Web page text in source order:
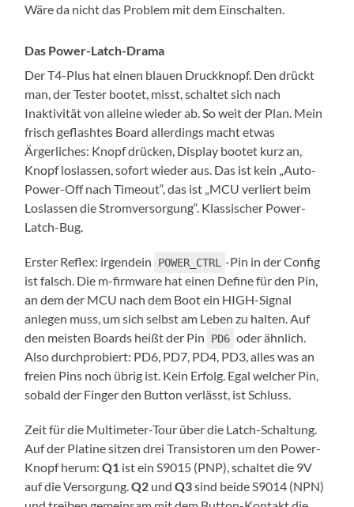
Wäre da nicht das Problem mit dem Einschalten.
Das Power-Latch-Drama
Der T4-Plus hat einen blauen Druckknopf. Den drückt
man, der Tester bootet, misst, schaltet sich nach
Inaktivität von alleine wieder ab. So weit der Plan. Mein
frisch geflashtes Board allerdings macht etwas
Ärgerliches: Knopf drücken, Display bootet kurz an,
Knopf loslassen, sofort wieder aus. Das ist kein „Auto-
Power-Off nach Timeout“, das ist „MCU verliert beim
Loslassen die Stromversorgung“. Klassischer Power-
Latch-Bug.
Erster Reflex: irgendein POWER_CTRL -Pin in der Config
ist falsch. Die m-firmware hat einen Define für den Pin,
an dem der MCU nach dem Boot ein HIGH-Signal
anlegen muss, um sich selbst am Leben zu halten. Auf
den meisten Boards heißt der Pin
PD6 oder ähnlich.
Also durchprobiert: PD6, PD7, PD4, PD3, alles was an
freien Pins noch übrig ist. Kein Erfolg. Egal welcher Pin,
sobald der Finger den Button verlässt, ist Schluss.
Zeit für die Multimeter-Tour über die Latch-Schaltung.
Auf der Platine sitzen drei Transistoren um den Power-
Knopf herum:Q1 ist ein S9015 (PNP), schaltet die 9V
auf die Versorgung.Q2 undQ3sind beide S9014 (NPN)